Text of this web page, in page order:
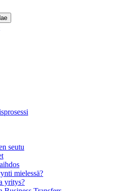
seutu
mielessä?
yritys?